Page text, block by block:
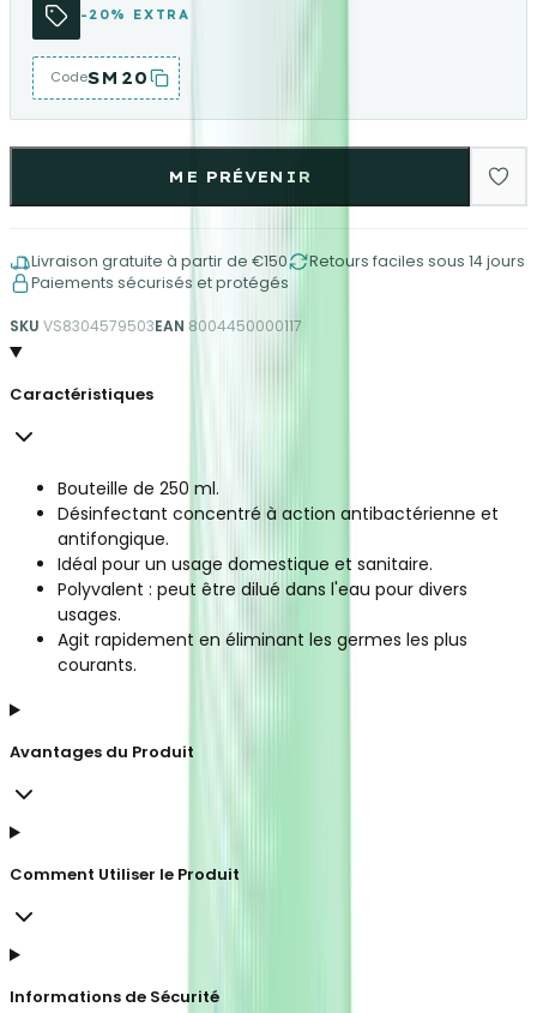
-20% EXTRA
CodeSM20
ME PRÉVENIR
Livraison gratuite à partir de €150
Retours faciles sous 14 jours
Paiements sécurisés et protégés
SKU VS8304579503EAN 8004450000117
Caractéristiques
Bouteille de 250 ml.
Désinfectant concentré à action antibactérienne et
antifongique.
Idéal pour un usage domestique et sanitaire.
Polyvalent : peut être dilué dans l'eau pour divers
usages.
Agit rapidement en éliminant les germes les plus
courants.
Avantages du Produit
Comment Utiliser le Produit
Informations de Sécurité